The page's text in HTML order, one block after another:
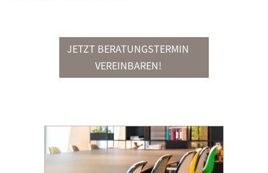
JETZT BERATUNGSTERMIN
VEREINBAREN!